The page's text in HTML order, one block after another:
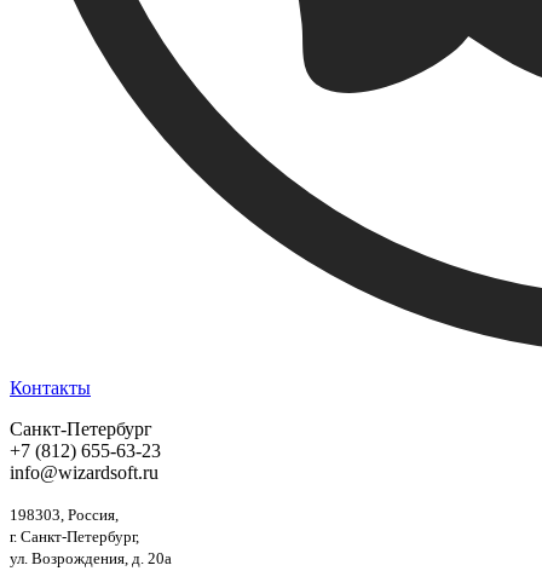
Контакты
Санкт-Петербург
+7 (812) 655-63-23
info@wizardsoft.ru
198303, Россия,
г. Санкт-Петербург,
ул. Возрождения, д. 20а